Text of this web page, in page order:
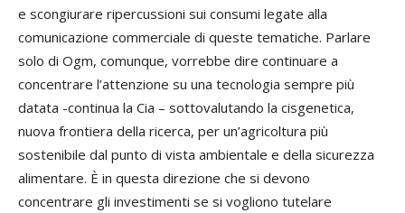
e scongiurare ripercussioni sui consumi legate alla
comunicazione commerciale di queste tematiche. Parlare
solo di Ogm, comunque, vorrebbe dire continuare a
concentrare l’attenzione su una tecnologia sempre più
datata -continua la Cia – sottovalutando la cisgenetica,
nuova frontiera della ricerca, per un’agricoltura più
sostenibile dal punto di vista ambientale e della sicurezza
alimentare. È in questa direzione che si devono
concentrare gli investimenti se si vogliono tutelare